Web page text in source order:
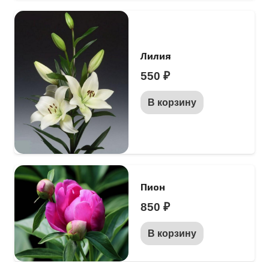
Лилия
550 ₽
В корзину
Пион
850 ₽
В корзину